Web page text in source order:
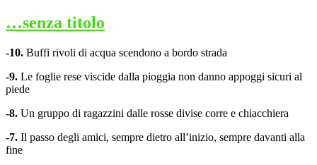
…senza titolo
-10. Buffi rivoli di acqua scendono a bordo strada
-9. Le foglie rese viscide dalla pioggia non danno appoggi sicuri al
piede
-8. Un gruppo di ragazzini dalle rosse divise corre e chiacchiera
-7. Il passo degli amici, sempre dietro all’inizio, sempre davanti alla
fine